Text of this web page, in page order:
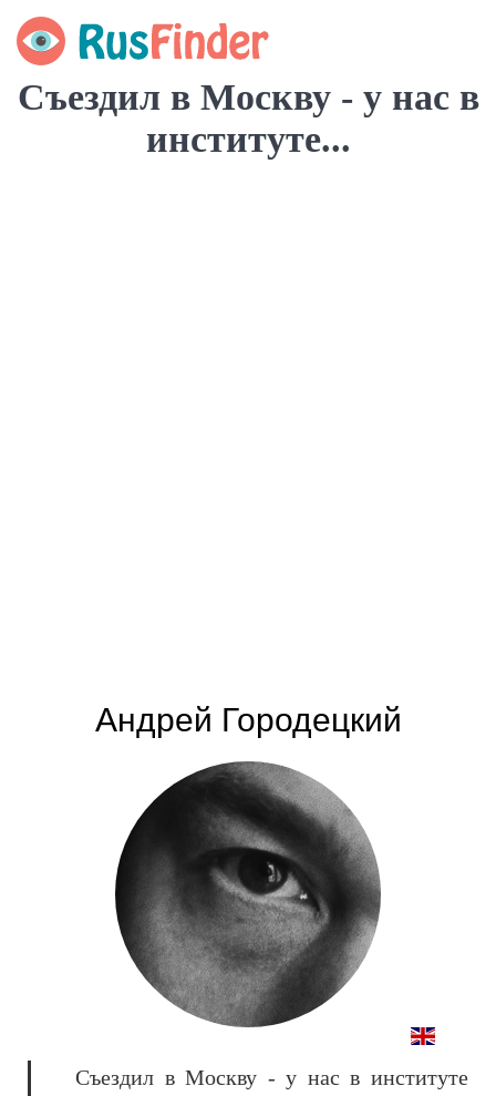
Съездил в Москву - у нас в
институте...
Андрей Городецкий
Съездил в Москву - у нас в институте